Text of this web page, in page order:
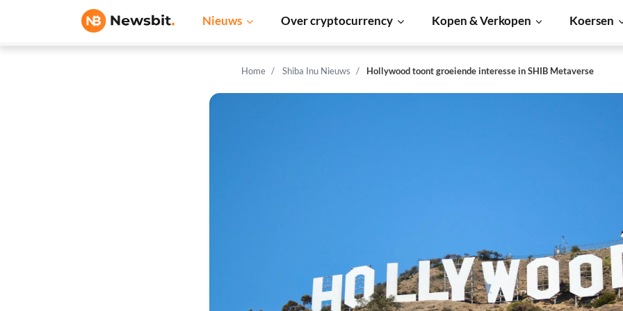
Nieuws Over cryptocurrency Kopen & Verkopen Koersen
Home Shiba Inu Nieuws Hollywood toont groeiende interesse in SHIB Metaverse